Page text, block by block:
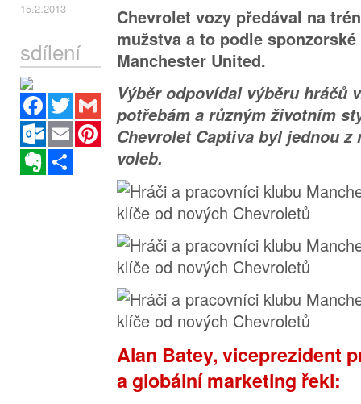
15.2.2013
sdílení
Facebook
Twitter
Gmail
Outlook.com
Email
Pinterest
Evernote
Chevrolet vozy předával na
mužstva a to podle
Manchester United.
Výběr odpovídal výběru hráčů
potřebám a různým životním
Chevrolet Captiva byl jednou
voleb.
Alan Batey, viceprezident
a globální marketing řekl: